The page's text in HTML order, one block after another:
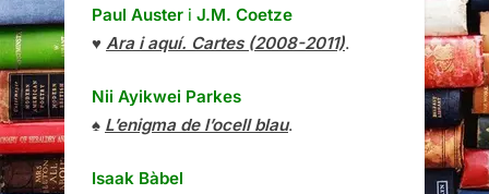
Paul Auster i J.M. Coetze
♥ Ara i aquí. Cartes (2008-2011).
Nii Ayikwei Parkes
♠ L’enigma de l’ocell blau.
Isaak Bàbel